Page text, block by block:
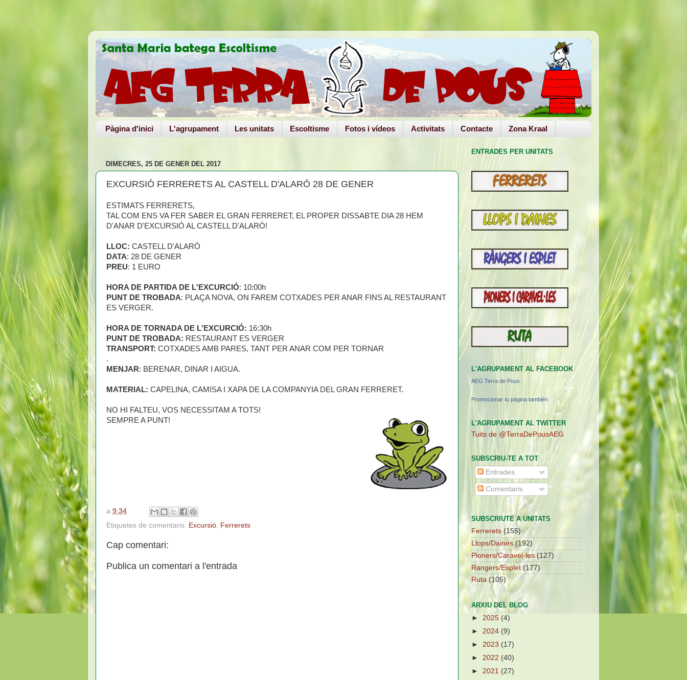
Pàgina d'inici L'agrupament Les unitats Escoltisme Fotos i vídeos Activitats Contacte Zona Kraal
DIMECRES, 25 DE GENER DEL 2017
EXCURSIÓ FERRERETS AL CASTELL D'ALARÓ 28 DE GENER
ESTIMATS FERRERETS,
TAL COM ENS VA FER SABER EL GRAN FERRERET, EL PROPER DISSABTE DIA 28 HEM
D'ANAR D'EXCURSIÓ AL CASTELL D'ALARÓ!
LLOC: CASTELL D'ALARÓ
DATA: 28 DE GENER
PREU: 1 EURO
HORA DE PARTIDA DE L'EXCURCIÓ: 10:00h
PUNT DE TROBADA: PLAÇA NOVA, ON FAREM COTXADES PER ANAR FINS AL RESTAURANT
ES VERGER.
HORA DE TORNADA DE L'EXCURCIÓ: 16:30h
PUNT DE TROBADA: RESTAURANT ES VERGER
TRANSPORT: COTXADES AMB PARES, TANT PER ANAR COM PER TORNAR
.
MENJAR: BERENAR, DINAR I AIGUA.
MATERIAL: CAPELINA, CAMISA I XAPA DE LA COMPANYIA DEL GRAN FERRERET.
NO HI FALTEU, VOS NECESSITAM A TOTS!
SEMPRE A PUNT!
a 9:34
Etiquetes de comentaris: Excursió Ferrerets
Cap comentari:
Publica un comentari a l'entrada
ENTRADES PER UNITATS
L'AGRUPAMENT AL FACEBOOK
AEG Terra de Pous
Promocionar tu página también
L'AGRUPAMENT AL TWITTER
Tuits de @TerraDePousAEG
SUBSCRIU-TE A TOT
Entrades
Comentaris
SUBSCRIUTE A UNITATS
Ferrerets (155)
Llops/Daines (192)
Pioners/Caravel·les (127)
Rangers/Esplet (177)
Ruta (105)
ARXIU DEL BLOG
► 2025 (4)
► 2024 (9)
► 2023 (17)
► 2022 (40)
► 2021 (27)